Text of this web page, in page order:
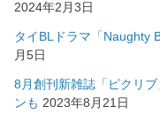
2024年2月3日
タイBLドラマ「Naughty
月5日
8月創刊新雑誌「ピクリ
ンも 2023年8月21日